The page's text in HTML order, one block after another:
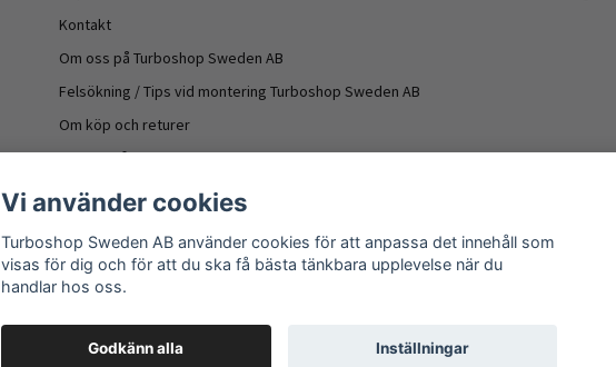
Kontakt
Om oss på Turboshop Sweden AB
Felsökning / Tips vid montering Turboshop Sweden AB
Om köp och returer
Vanliga frågor
Information turboaggregat
- Oljeläckage turboaggregat
Om köp och returer
Vi använder cookies
Turboshop Sweden AB använder cookies för att anpassa det innehåll som
visas för dig och för att du ska få bästa tänkbara upplevelse när du
handlar hos oss.
Godkänn alla Inställningar